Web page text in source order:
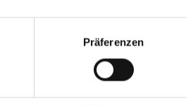
Präferenzen